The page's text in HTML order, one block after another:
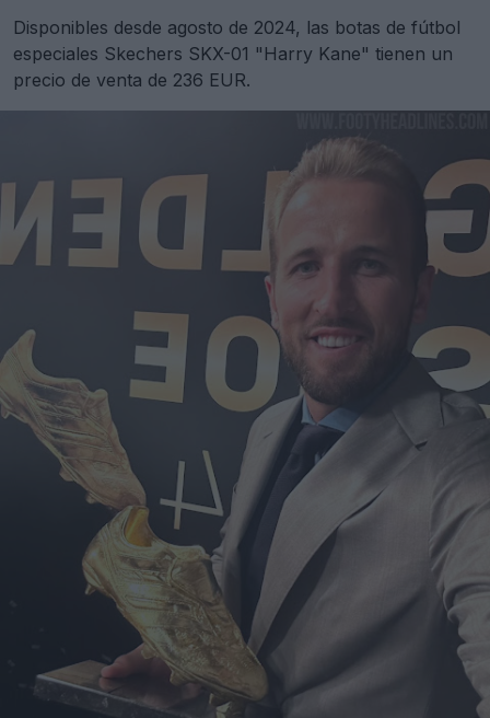
Disponibles desde agosto de 2024, las botas de fútbol
especiales Skechers SKX-01 "Harry Kane" tienen un
precio de venta de 236 EUR.